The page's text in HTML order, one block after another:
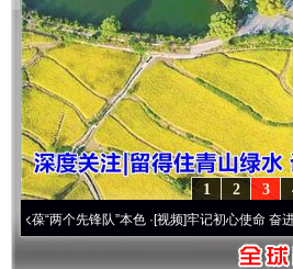
3
2
1
个先锋队”本色·[视频]牢记初心使命 奋进复兴征